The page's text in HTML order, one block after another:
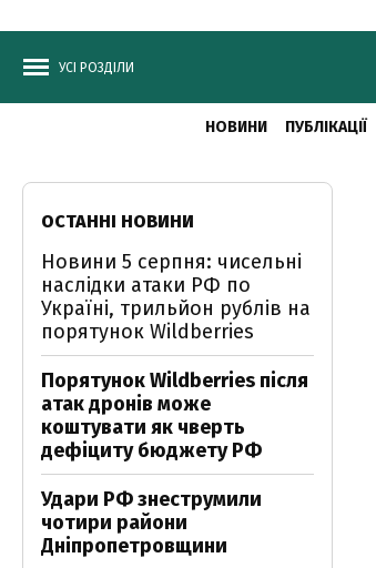
УСІ РОЗДІЛИ
НОВИНИ ПУБЛІКАЦІЇ
ОСТАННІ НОВИНИ
Новини 5 серпня: чисельні
наслідки атаки РФ по
Україні, трильйон рублів на
порятунок Wildberries
Порятунок Wildberries після
атак дронів може
коштувати як чверть
дефіциту бюджету РФ
Удари РФ знеструмили
чотири райони
Дніпропетровщини